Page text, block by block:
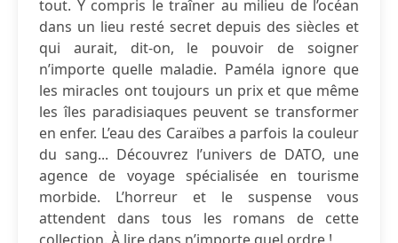
tout. Y compris le traîner au milieu de l’océan
dans un lieu resté secret depuis des siècles et
qui aurait, dit-on, le pouvoir de soigner
n’importe quelle maladie. Paméla ignore que
les miracles ont toujours un prix et que même
les îles paradisiaques peuvent se transformer
en enfer. L’eau des Caraïbes a parfois la couleur
du sang... Découvrez l’univers de DATO, une
agence de voyage spécialisée en tourisme
morbide. L’horreur et le suspense vous
attendent dans tous les romans de cette